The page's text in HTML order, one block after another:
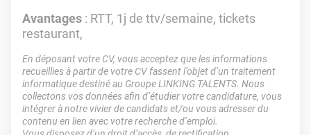
Avantages : RTT, 1j de ttv/semaine, tickets
restaurant,
En déposant votre CV, vous acceptez que les informations
recueillies à partir de votre CV fassent l’objet d’un traitement
informatique destiné au Groupe LINKING TALENTS. Nous
collectons vos données afin d’étudier votre candidature, vous
intégrer à notre vivier de candidats et/ou vous adresser du
contenu en lien avec votre recherche d’emploi.